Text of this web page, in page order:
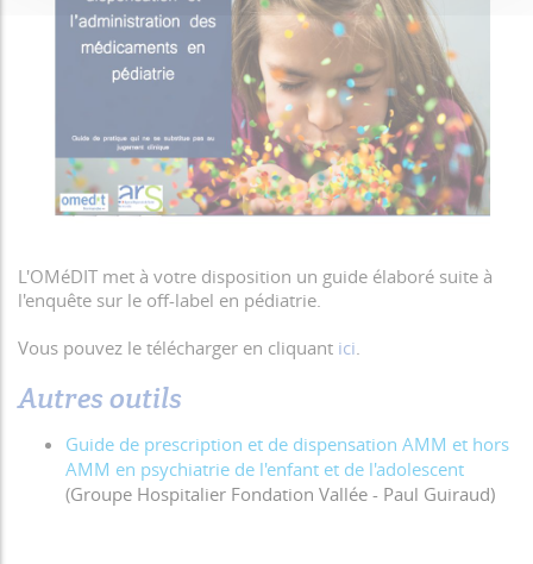
L'OMéDIT met à votre disposition un guide élaboré suite à
l'enquête sur le off-label en pédiatrie.
Vous pouvez le télécharger en cliquant ici
Autres outils
Guide de prescription et de dispensation AMM et hors
AMM en psychiatrie de l'enfant et de l'adolescent
(Groupe Hospitalier Fondation Vallée - Paul Guiraud)